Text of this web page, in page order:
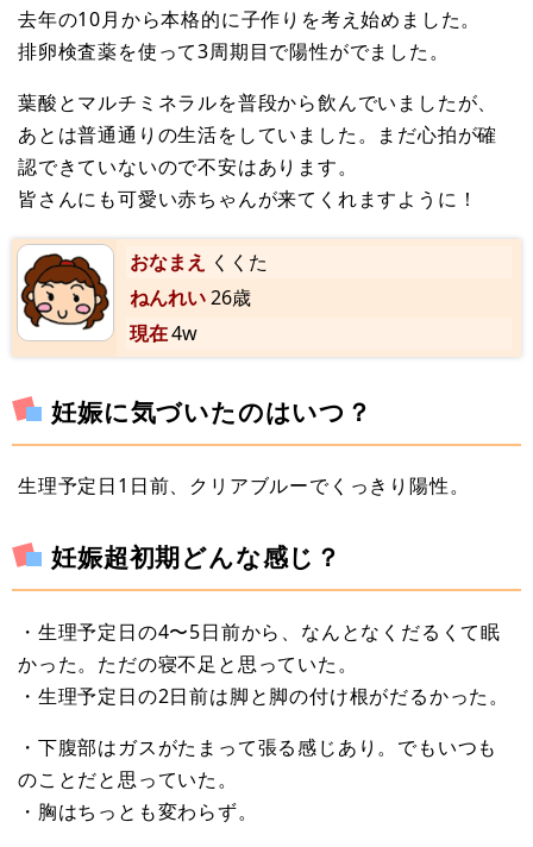
去年の10月から本格的に子作りを考え始めました。
排卵検査薬を使って3周期目で陽性がでました。
葉酸とマルチミネラルを普段から飲んでいましたが、
あとは普通通りの生活をしていました。まだ心拍が確
認できていないので不安はあります。
皆さんにも可愛い赤ちゃんが来てくれますように！
おなまえ くくた
ねんれい26歳
現在4w
妊娠に気づいたのはいつ？
生理予定日1日前、クリアブルーでくっきり陽性。
妊娠超初期どんな感じ？
・生理予定日の4〜5日前から、なんとなくだるくて眠
かった。ただの寝不足と思っていた。
・生理予定日の2日前は脚と脚の付け根がだるかった。
・下腹部はガスがたまって張る感じあり。でもいつも
のことだと思っていた。
・胸はちっとも変わらず。